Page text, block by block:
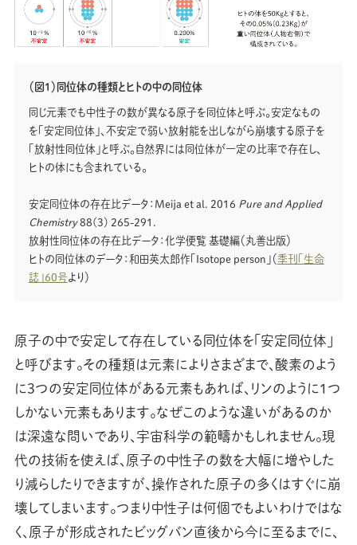
（図1）同位体の種類とヒトの中の同位体
同じ元素でも中性子の数が異なる原子を同位体と呼ぶ。安定なもの
を「安定同位体」、不安定で弱い放射能を出しながら崩壊する原子を
「放射性同位体」と呼ぶ。自然界には同位体が一定の比率で存在し、
ヒトの体にも含まれている。
安定同位体の存在比データ：Meija et al. 2016 Pure and Applied
Chemistry88(3) 265-291.
放射性同位体の存在比データ：化学便覧 基礎編（丸善出版）
ヒトの同位体のデータ：和田英太郎作「Isotope person」（季刊「生命
誌」60号より）
原子の中で安定して存在している同位体を「安定同位体」
と呼びます。その種類は元素によりさまざまで、酸素のよう
に3つの安定同位体がある元素もあれば、リンのように１つ
しかない元素もあります。なぜこのような違いがあるのか
は深遠な問いであり、宇宙科学の範疇かもしれません。現
代の技術を使えば、原子の中性子の数を大幅に増やした
り減らしたりできますが、操作された原子の多くはすぐに崩
壊してしまいます。つまり中性子は何個でもよいわけではな
く、原子が形成されたビッグバン直後から今に至るまでに、